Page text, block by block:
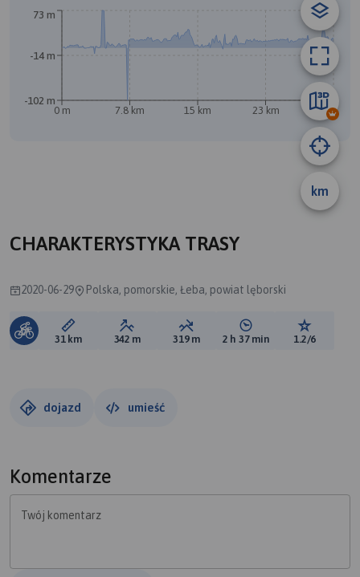
B
A
km
0 m 7.8 km 15 km 23 km 31 km
-102 m
-14 m
73 m
CHARAKTERYSTYKA TRASY
2020-06-29 Polska, pomorskie, Łeba, powiat lęborski
Długość trasy:
31 km Suma przewyższeń:
342 m Suma spadków:
319 m Średni czas potrzebny
2 h 37 min Ocena
1.2/6
dojazd umieść
Komentarze
Twój komentarz